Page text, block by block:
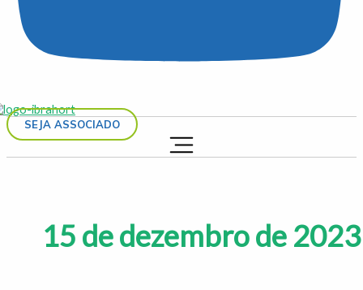
SEJA ASSOCIADO
15 de dezembro de 2023